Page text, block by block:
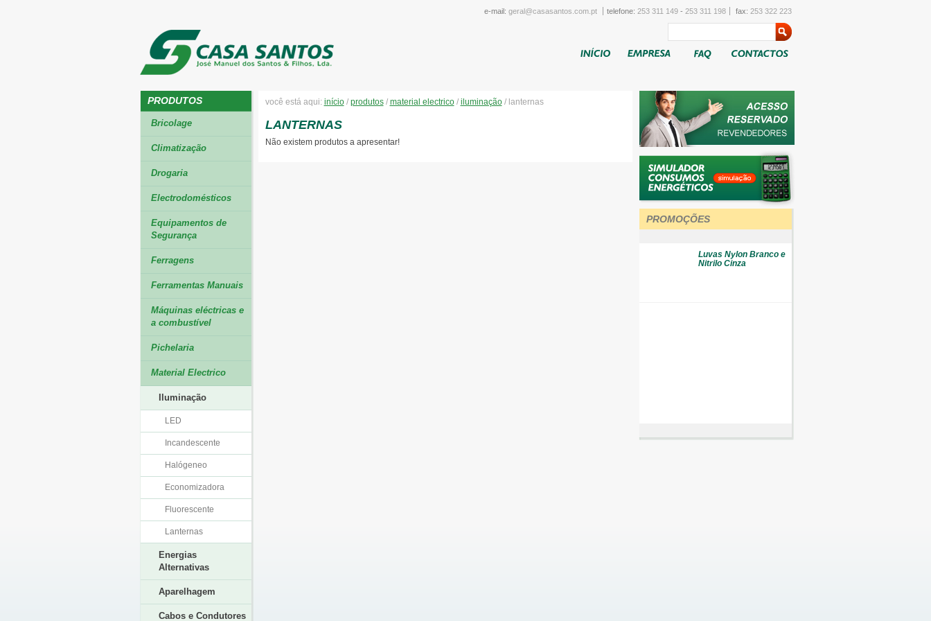
e-mail: geral@casasantos.com.pt telefone: 253 311 149 - 253 311 198 fax: 253 322 223
PRODUTOS
Bricolage
Climatização
Drogaria
Electrodomésticos
Equipamentos de
Segurança
Ferragens
Ferramentas Manuais
Máquinas eléctricas e
a combustível
Pichelaria
Material Electrico
Iluminação
LED
Incandescente
Halógeneo
Economizadora
Fluorescente
Lanternas
Energias
Alternativas
Aparelhagem
Cabos e Condutores
você está aqui: início/ produtos/ material electrico/ iluminação/ lanternas
LANTERNAS
Não existem produtos a apresentar!
PROMOÇÕES
Luvas Nylon Branco e
Nitrilo Cinza